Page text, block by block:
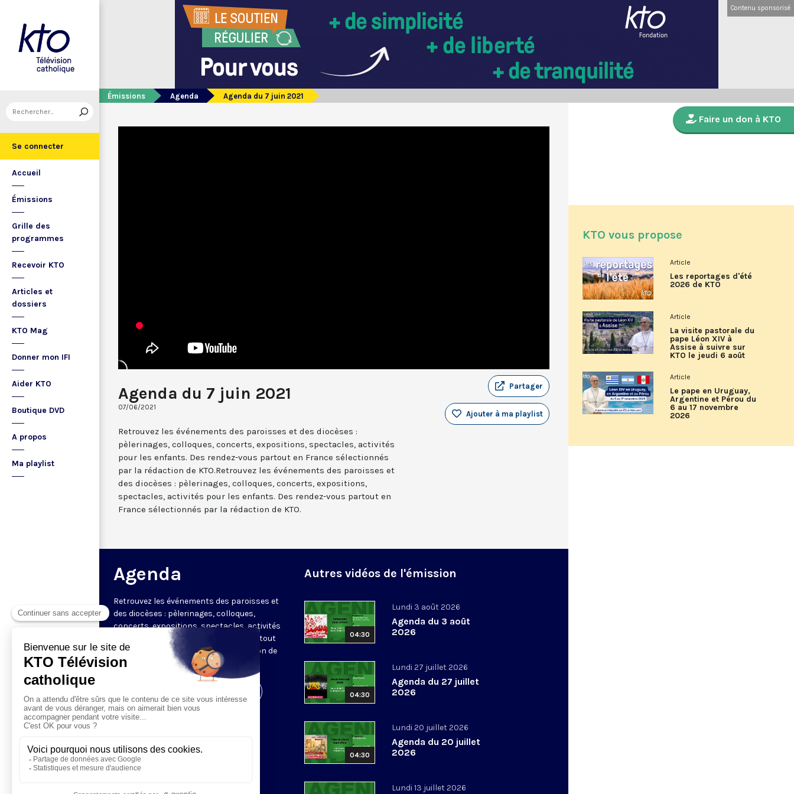
Se connecter
Accueil
Émissions
Grille des
programmes
Recevoir KTO
Articles et
dossiers
KTO Mag
Donner mon IFI
Aider KTO
Boutique DVD
A propos
Ma playlist
Contenu sponsorisé
Émissions Agenda Agenda du 7 juin 2021
Agenda du 7 juin 2021
07/06/2021
Partager
Ajouter à ma playlist
Retrouvez les événements des paroisses et des diocèses :
pèlerinages, colloques, concerts, expositions, spectacles, activités
pour les enfants. Des rendez-vous partout en France sélectionnés
par la rédaction de KTO.Retrouvez les événements des paroisses et
des diocèses : pèlerinages, colloques, concerts, expositions,
spectacles, activités pour les enfants. Des rendez-vous partout en
France sélectionnés par la rédaction de KTO.
Agenda
Retrouvez les événements des paroisses et
des diocèses : pèlerinages, colloques,
concerts, expositions, spectacles, activités
pour les enfants. Des rendez-vous partout
en France sélectionnés par la rédaction de
KTO.
Autres vidéos de l'émission
04:30
Lundi 3 août 2026
Agenda du 3 août
2026
04:30
Lundi 27 juillet 2026
Agenda du 27 juillet
2026
04:30
Lundi 20 juillet 2026
Agenda du 20 juillet
2026
Lundi 13 juillet 2026
Faire un don à KTO
KTO vous propose
Article
Les reportages d'été
2026 de KTO
Article
La visite pastorale du
pape Léon XIV à
Assise à suivre sur
KTO le jeudi 6 août
Article
Le pape en Uruguay,
Argentine et Pérou du
6 au 17 novembre
2026